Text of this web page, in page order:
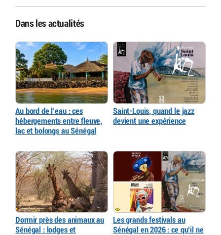
Dans les actualités
Au bord de l’eau : ces
hébergements entre fleuve,
lac et bolongs au Sénégal
Saint-Louis, quand le jazz
devient une expérience
Dormir près des animaux au
Sénégal : lodges et
Les grands festivals au
Sénégal en 2026 : ce qu’il ne